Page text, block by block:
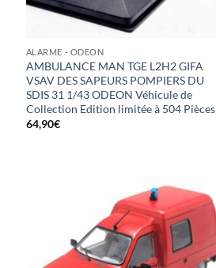
ALARME - ODEON
AMBULANCE MAN TGE L2H2 GIFA
VSAV DES SAPEURS POMPIERS DU
SDIS 31 1/43 ODEON Véhicule de
Collection Edition limitée à 504 Pièces
64,90€